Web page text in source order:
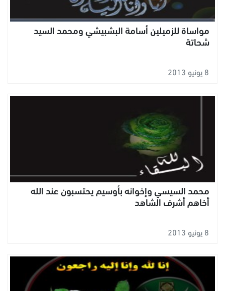
مواساة للزميلين أسامة البشبيشي ومحمد السيد
شحاتة
8 يونيو 2013
محمد السيسي وإخوانه بأوسيم يحتسبون عند الله
أخاهم أشرف الشاهد
8 يونيو 2013